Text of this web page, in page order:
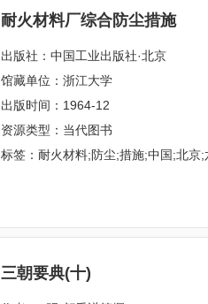
耐火材料厂综合防尘措施
出版社：中国工业出版社·北京
馆藏单位：浙江大学
出版时间：1964-12
资源类型：当代图书
标签：耐火材料;防尘;措施;中国;北京
三朝要典(十)